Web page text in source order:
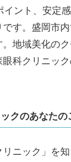
イント、安定
す。盛岡市
地域美化の
科クリニック
クのあなたの
リニック」を